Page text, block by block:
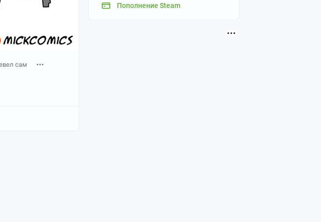
Пополнение Steam
сам